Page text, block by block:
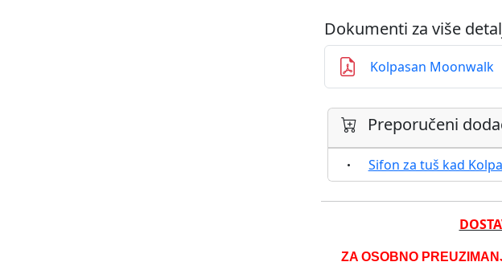
Dokumenti za više
Kolpasan Moonwalk
Preporučeni
Sifon za tuš kad
ZA OSOBNO